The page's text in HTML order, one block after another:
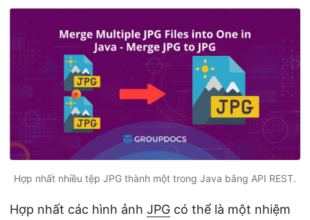
o
Hợp nhất nhiều tệp JPG thành một trong Java bằng API REST.
Hợp nhất các hình ảnh JPG có thể là một nhiệm